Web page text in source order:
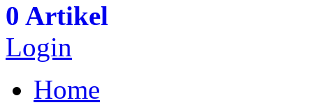
0 Artikel
Login
Home